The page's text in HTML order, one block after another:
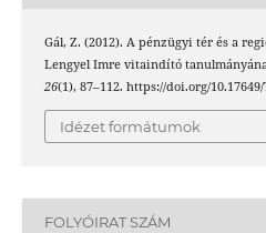
Gál, Z. (2012). A pénzügyi tér és a
Lengyel Imre vitaindító
26(1), 87–112. https://doi.org/10.17649/
Idézet formátumok
FOLYÓIRAT SZÁM